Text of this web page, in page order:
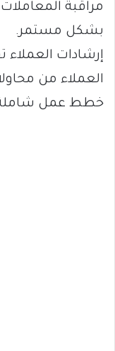
مراقبة
بشكل مستمر.
إرشادات العملاء
العملاء من
خطط عمل